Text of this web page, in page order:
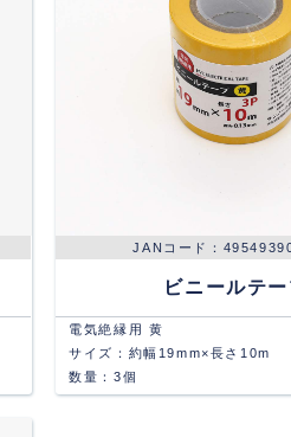
ビニールテ
電気絶縁用 黄
サイズ：約幅19mm×長さ10m
数量：3個